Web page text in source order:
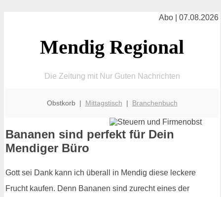
Abo | 07.08.2026
Mendig Regional
Die Zeitung mit Nur Guten Nachrichten
Obstkorb | Mittagstisch | Branchenbuch
Bananen sind perfekt für Dein
Mendiger Büro
Gott sei Dank kann ich überall in Mendig diese leckere
Frucht kaufen. Denn Bananen sind zurecht eines der